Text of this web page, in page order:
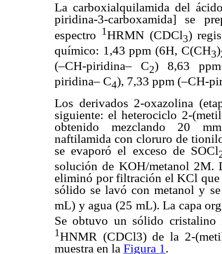
La carboxialquilamida del
piridina-3-carboxamida] se
espectro
1HRMN (CDCl3)
químico: 1,43 ppm (6H, C(CH3)
(–CH-piridina– C2) 8,63 ppm
piridina– C4), 7,33 ppm (–CH-
Los derivados 2-oxazolina
siguiente: el heterociclo 2-
obtenido mezclando 20
naftilamida con cloruro de
se evaporó el exceso de SOCl
solución de KOH/metanol 2M.
eliminó por filtración el KCl
sólido se lavó con metanol y
mL) y agua (25 mL). La capa
Se obtuvo un sólido
1HNMR (CDCl3) de la 2-
muestra en la Figura 1 .